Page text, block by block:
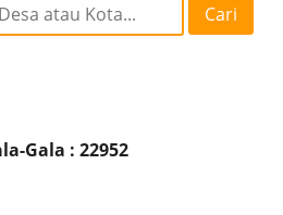
Cari
Gala : 22952